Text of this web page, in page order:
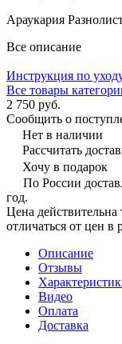
Араукария
Все описание
Инструкция по
Все товары
2 750 руб.
Сообщить о
Нет в наличии
Рассчитать
Хочу в подарок
По России
год.
Цена действительна
отличаться от цен в
Описание
Отзывы
Видео
Оплата
Доставка